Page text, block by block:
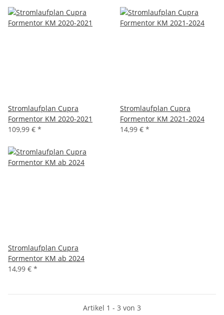
Stromlaufplan Cupra
Formentor KM 2020-2021
109,99 € *
Stromlaufplan Cupra
Formentor KM 2021-2024
14,99 € *
Stromlaufplan Cupra
Formentor KM ab 2024
14,99 € *
Artikel 1 - 3 von 3